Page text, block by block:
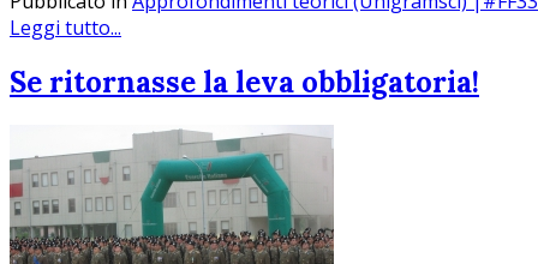
Leggi tutto...
Se ritornasse la leva obbligatoria!